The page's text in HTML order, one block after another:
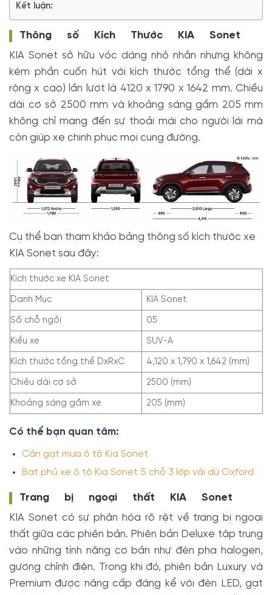
Kết luận:
Thông số Kích Thước KIA Sonet
KIA Sonet sở hữu vóc dáng nhỏ nhắn nhưng không
kém phần cuốn hút với kích thước tổng thể (dài x
rộng x cao) lần lượt là 4120 x 1790 x 1642 mm. Chiều
dài cơ sở 2500 mm và khoảng sáng gầm 205 mm
không chỉ mang đến sự thoải mái cho người lái mà
còn giúp xe chinh phục mọi cung đường.
Cụ thể bạn tham khảo bảng thông số kích thước xe
KIA Sonet sau đây:
Kích thước xe KIA Sonet
Danh Mục KIA Sonet
Số chỗ ngồi 05
Kiểu xe SUV-A
Kích thước tổng thể DxRxC 4,120 x 1,790 x 1,642 (mm)
Chiều dài cơ sở 2500 (mm)
Khoảng sáng gầm xe 205 (mm)
Có thể bạn quan tâm:
Cần gạt mưa ô tô Kia Sonet
Bạt phủ xe ô tô Kia Sonet 5 chỗ 3 lớp vải dù Oxford
Trang bị ngoại thất KIA Sonet
KIA Sonet có sự phân hóa rõ rệt về trang bị ngoại
thất giữa các phiên bản. Phiên bản Deluxe tập trung
vào những tính năng cơ bản như đèn pha halogen,
gương chỉnh điện. Trong khi đó, phiên bản Luxury và
Premium được nâng cấp đáng kể với đèn LED, gạt